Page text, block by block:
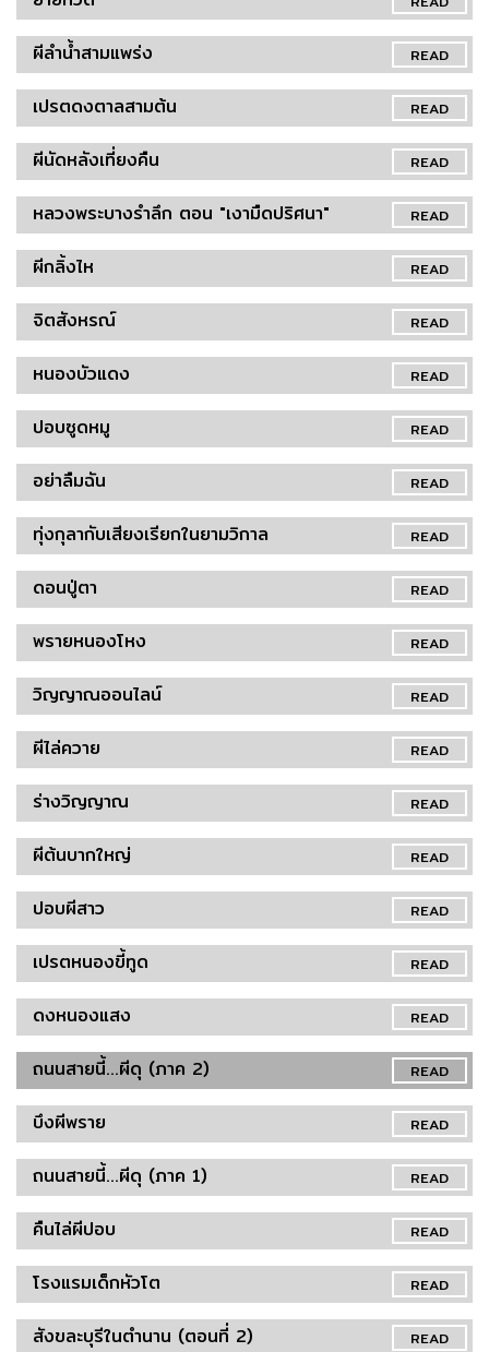
READ
ผีลำน้ำสามแพร่ง
READ
เปรตดงตาลสามต้น
READ
ผีนัดหลังเที่ยงคืน
READ
หลวงพระบางรำลึก ตอน "เงามืดปริศนา"
READ
ผีกลิ้งไห
READ
จิตสังหรณ์
READ
หนองบัวแดง
READ
ปอบซูดหมู
READ
อย่าลืมฉัน
READ
ทุ่งกุลากับเสียงเรียกในยามวิกาล
READ
ดอนปู่ตา
READ
พรายหนองโหง
READ
วิญญาณออนไลน์
READ
ผีไล่ควาย
READ
ร่างวิญญาณ
READ
ผีต้นบากใหญ่
READ
ปอบผีสาว
READ
เปรตหนองขี้ทูด
READ
ดงหนองแสง
READ
ถนนสายนี้...ผีดุ (ภาค 2)
READ
บึงผีพราย
READ
ถนนสายนี้...ผีดุ (ภาค 1)
READ
คืนไล่ผีปอบ
READ
โรงแรมเด็กหัวโต
READ
สังขละบุรีในตำนาน (ตอนที่ 2)